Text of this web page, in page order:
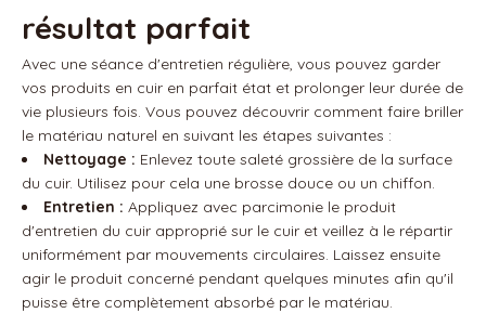
résultat parfait
Avec une séance d'entretien régulière, vous pouvez garder
vos produits en cuir en parfait état et prolonger leur durée de
vie plusieurs fois. Vous pouvez découvrir comment faire briller
le matériau naturel en suivant les étapes suivantes :
Nettoyage : Enlevez toute saleté grossière de la surface
du cuir. Utilisez pour cela une brosse douce ou un chiffon.
Entretien : Appliquez avec parcimonie le produit
d'entretien du cuir approprié sur le cuir et veillez à le répartir
uniformément par mouvements circulaires. Laissez ensuite
agir le produit concerné pendant quelques minutes afin qu'il
puisse être complètement absorbé par le matériau.